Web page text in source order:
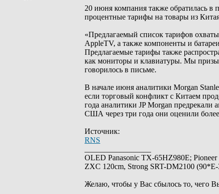
20 июня компания также обратилась в
процентные тарифы на товары из
«Предлагаемый список тарифов
AppleTV, а также компоненты и
Предлагаемые тарифы также
как мониторы и клавиатуры. Мы
говорилось в письме.
В начале июня аналитики Morgan
если торговый конфликт с Китаем
года аналитики JP Morgan предрекали
США через три года они оценили
Источник:
RNS
OLED Panasonic TX-65HZ980E;
ZXC 120cm, Strong SRT-DM2100
Желаю, чтобы у Вас сбылось то, чего